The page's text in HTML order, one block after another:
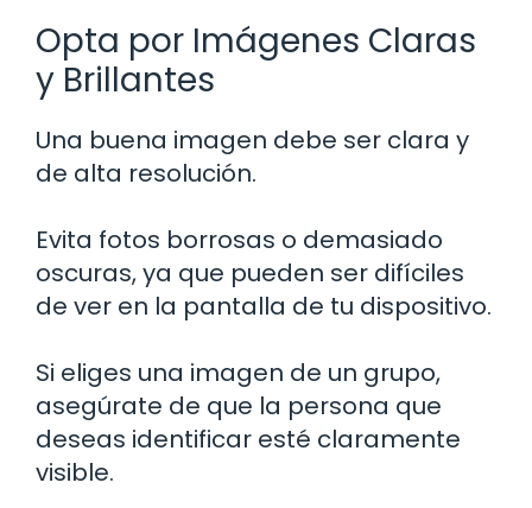
Opta por Imágenes Claras
y Brillantes
Una buena imagen debe ser clara y
de alta resolución.
Evita fotos borrosas o demasiado
oscuras, ya que pueden ser difíciles
de ver en la pantalla de tu dispositivo.
Si eliges una imagen de un grupo,
asegúrate de que la persona que
deseas identificar esté claramente
visible.